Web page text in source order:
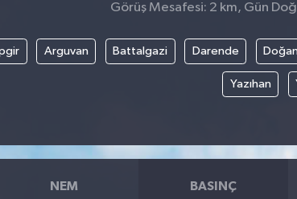
Görüş Mesafesi: 2 km, Gün
Arguvan Battalgazi Darende
Yazıhan
NEM BASINÇ